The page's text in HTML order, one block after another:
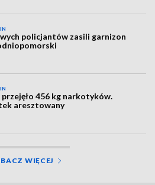
policjantów zasili garnizon
przejęło 456 kg narkotyków.
aresztowany
WIĘCEJ